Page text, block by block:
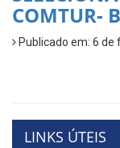
COMTUR-
Publicado em: 6 de
LINKS ÚTEIS